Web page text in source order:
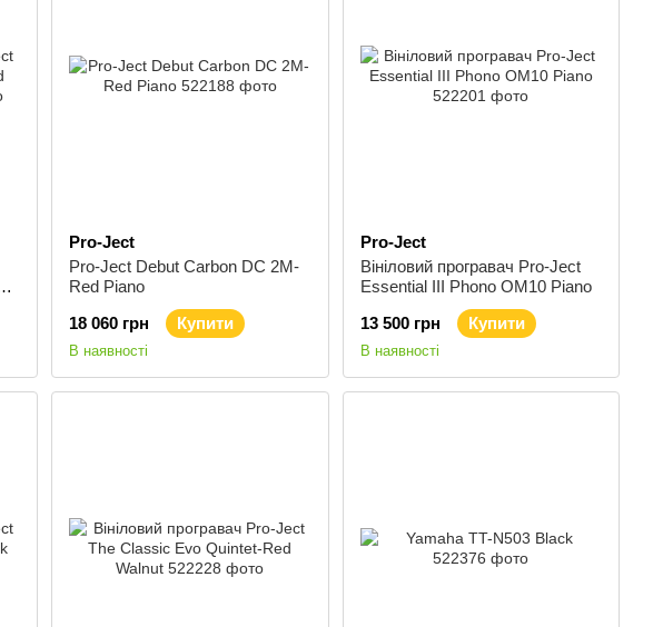
Pro-Ject
Pro-Ject Debut Carbon DC 2M-
Red Piano
18 060 грн
Купити
В наявності
Pro-Ject
Вініловий програвач Pro-Ject
Essential III Phono OM10 Piano
13 500 грн
Купити
В наявності